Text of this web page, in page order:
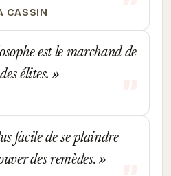
CASSIN
est le marchand de
élites.
facile de se plaindre
des remèdes.